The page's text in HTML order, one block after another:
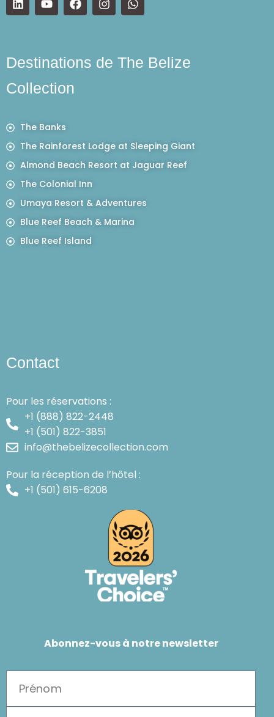
Destinations de The Belize
Collection
The Banks
The Rainforest Lodge at Sleeping Giant
Almond Beach Resort at Jaguar Reef
The Colonial Inn
Umaya Resort & Adventures
Blue Reef Beach & Marina
Blue Reef Island
Contact
Pour les réservations :
+1 (888) 822-2448
+1 (501) 822-3851
info@thebelizecollection.com
Pour la réception de l’hôtel :
+1 (501) 615-6208
Abonnez-vous à notre newsletter